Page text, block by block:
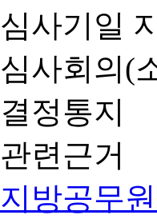
심사기일
심사회의(
결정통지
관련근거
지방공무